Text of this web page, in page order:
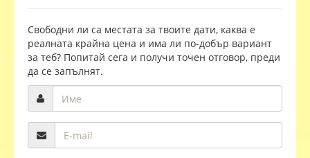
Свободни ли са местата за твоите дати, каква е
реалната крайна цена и има ли по-добър вариант
за теб? Попитай сега и получи точен отговор, преди
да се запълнят.